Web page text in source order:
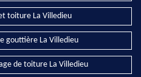
toiture La Villedieu
gouttière La Villedieu
de toiture La Villedieu